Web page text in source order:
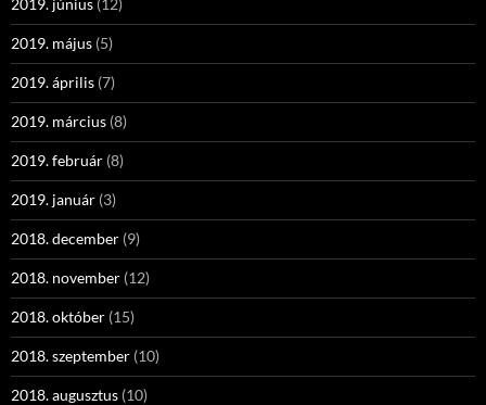
2019. június (12)
2019. május (5)
2019. április (7)
2019. március (8)
2019. február (8)
2019. január (3)
2018. december (9)
2018. november (12)
2018. október (15)
2018. szeptember (10)
2018. augusztus (10)